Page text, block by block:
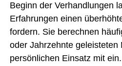
Beginn der Verhandlungen
Erfahrungen einen
fordern. Sie berechnen
oder Jahrzehnte geleisteten
persönlichen Einsatz mit